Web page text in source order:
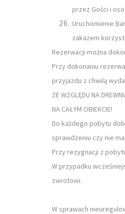
przez Gości i
Uruchomienie
zakazem
Rezerwacji można
Przy dokonaniu
przyjazdu z chwilą
ZE WZGLĘDU NA
NA CAŁYM OBIEKCIE!
Do każdego pobytu
sprawdzeniu czy nie
Przy rezygnacji z
W przypadku
zwrotowi.
W sprawach